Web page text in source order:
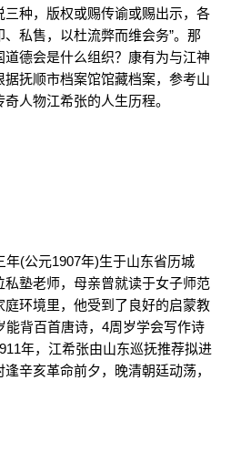
种，版权或赐传谕或赐出示，各
私售，以杜流弊而维会务”。那
德会是什么组织？康有为与江神
抚顺市档案馆馆藏档案，参考山
人物江希张的人生历程。
(公元1907年)生于山东省历城
塾老师，母亲曾就读于女子师范
环境里，他受到了良好的启蒙教
能背百首唐诗，4周岁学会写作诗
年，江希张由山东巡抚推荐拟进
辛亥革命前夕，晚清朝廷动荡，